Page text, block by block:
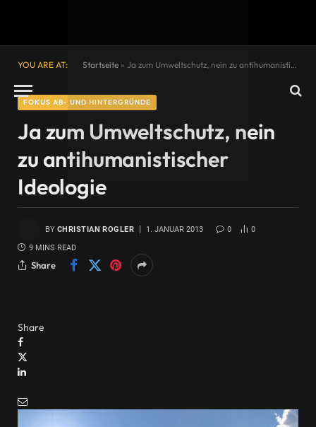
YOU ARE AT: Startseite » Ja zum Umweltschutz, nein zu antihumanistischer Ideologie
FOKUS AB- UND HINTERGRÜNDE
Ja zum Umweltschutz, nein
zu antihumanistischer
Ideologie
BY CHRISTIAN ROGLER 1. JANUAR 2013 0 0
9 MINS READ
Share
Share